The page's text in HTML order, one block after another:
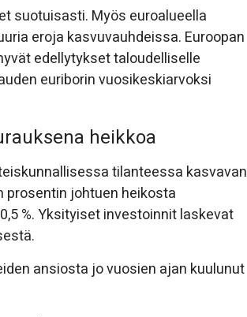
suotuisasti. Myös euroalueella
eroja kasvuvauhdeissa. Euroopan
edellytykset taloudelliselle
euriborin vuosikeskiarvoksi
heikkoa
tilanteessa kasvavan
prosentin johtuen heikosta
%. Yksityiset investoinnit laskevat
ansiosta jo vuosien ajan kuulunut